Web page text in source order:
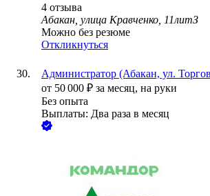
4 отзыва
Абакан, улица Кравченко, 11литЗ
Можно без резюме
Откликнуться
Администратор (Абакан, ул.
от 50 000 ₽ за месяц, на руки
Без опыта
Выплаты: Два раза в месяц